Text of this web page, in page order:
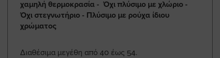
χαμηλή θερμοκρασία - Όχι πλύσιμο με χλώριο -
Όχι στεγνωτήριο - Πλύσιμο με ρούχα ίδιου
χρώματος
Διαθέσιμα μεγέθη από 40 έως 54.